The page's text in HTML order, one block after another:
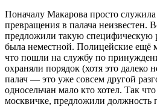
Поначалу Макарова просто
превращения в палача неизвестен.
предложили такую специфическую
была неместной. Полицейские ещё
что пошли на службу по
охраняли порядок (хотя это далеко
палач — это уже совсем другой
односельчан мало кто хотел. Так
москвичке, предложили должность